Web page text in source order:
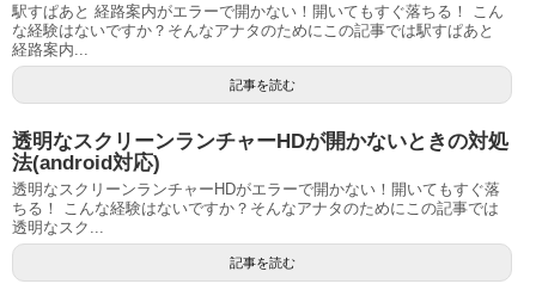
駅すぱあと 経路案内がエラーで開かない！開いてもすぐ落ちる！ こん
な経験はないですか？そんなアナタのためにこの記事では駅すぱあと
経路案内...
記事を読む
透明なスクリーンランチャーHDが開かないときの対処
法(android対応)
透明なスクリーンランチャーHDがエラーで開かない！開いてもすぐ落
ちる！ こんな経験はないですか？そんなアナタのためにこの記事では
透明なスク...
記事を読む